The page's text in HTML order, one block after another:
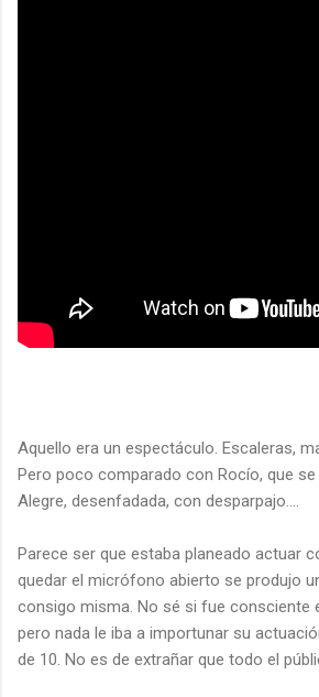
Aquello era un espectáculo. Escaleras,
Pero poco comparado con Rocío, que
Alegre, desenfadada, con desparpajo....
Parece ser que estaba planeado actuar
quedar el micrófono abierto se produjo
consigo misma. No sé si fue consciente
pero nada le iba a importunar su
de 10. No es de extrañar que todo el